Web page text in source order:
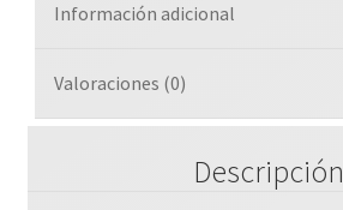
1200
cantidad
Información adicional
Valoraciones (0)
Descripción